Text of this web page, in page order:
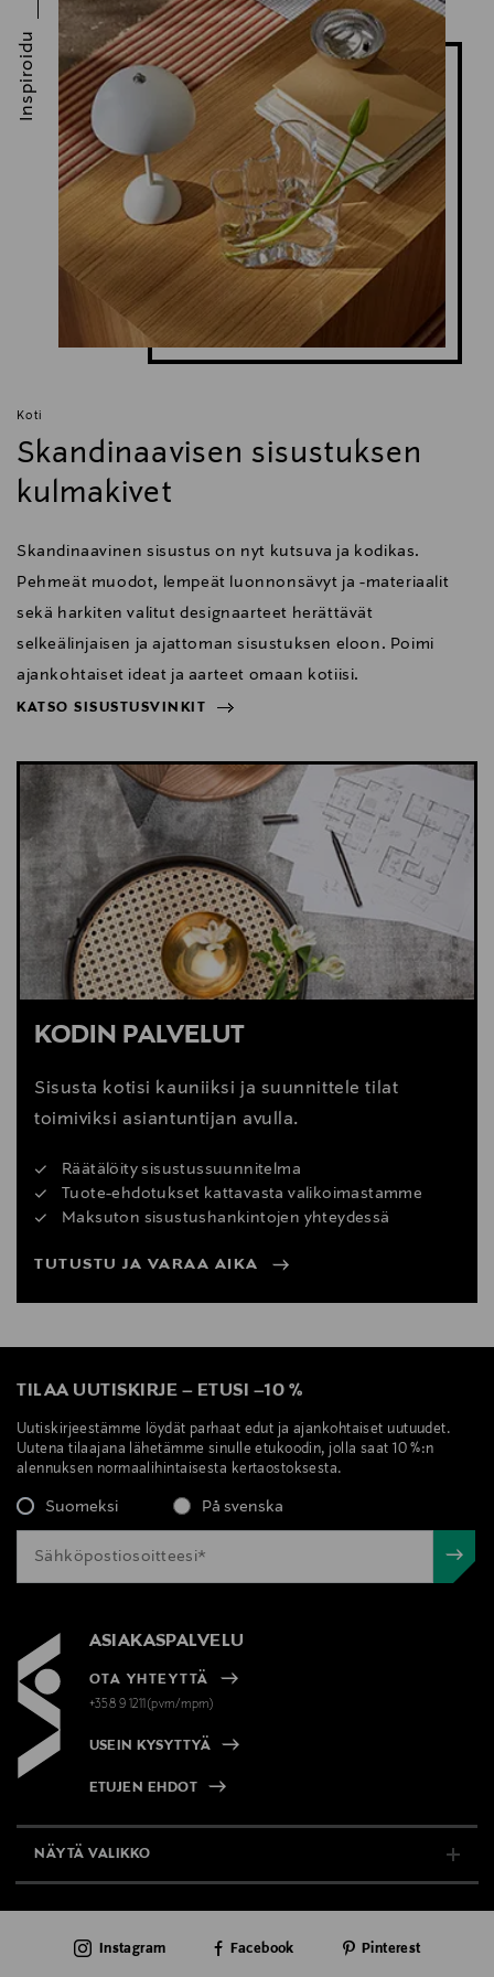
Koti
Skandinaavisen sisustuksen
kulmakivet
Skandinaavinen sisustus on nyt kutsuva ja kodikas.
Pehmeät muodot, lempeät luonnonsävyt ja -materiaalit
sekä harkiten valitut designaarteet herättävät
selkeälinjaisen ja ajattoman sisustuksen eloon. Poimi
ajankohtaiset ideat ja aarteet omaan kotiisi.
KATSO SISUSTUSVINKIT
Inspiroidu
KATSO SISUSTUSVINKIT
KODIN PALVELUT
Sisusta kotisi kauniiksi ja suunnittele tilat
toimiviksi asiantuntijan avulla.
Räätälöity sisustussuunnitelma
Tuote-ehdotukset kattavasta valikoimastamme
Maksuton sisustushankintojen yhteydessä
TUTUSTU JA VARAA AIKA
TILAA UUTISKIRJE – ETUSI –10 %
Uutiskirjeestämme löydät parhaat edut ja ajankohtaiset uutuudet.
Uutena tilaajana lähetämme sinulle etukoodin, jolla saat 10 %:n
alennuksen normaalihintaisesta kertaostoksesta.
Suomeksi På svenska
ASIAKASPALVELU
OTA YHTEYTTÄ
+358 9 1211(pvm/mpm)
USEIN KYSYTTYÄ
ETUJEN EHDOT
NÄYTÄ VALIKKO
AJANKOHTAISTA
Instagram Facebook Pinterest